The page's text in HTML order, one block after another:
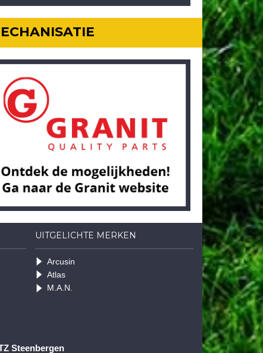
UITGELICHTE MERKEN
Arcusin
Atlas
M.A.N.
Steenbergen